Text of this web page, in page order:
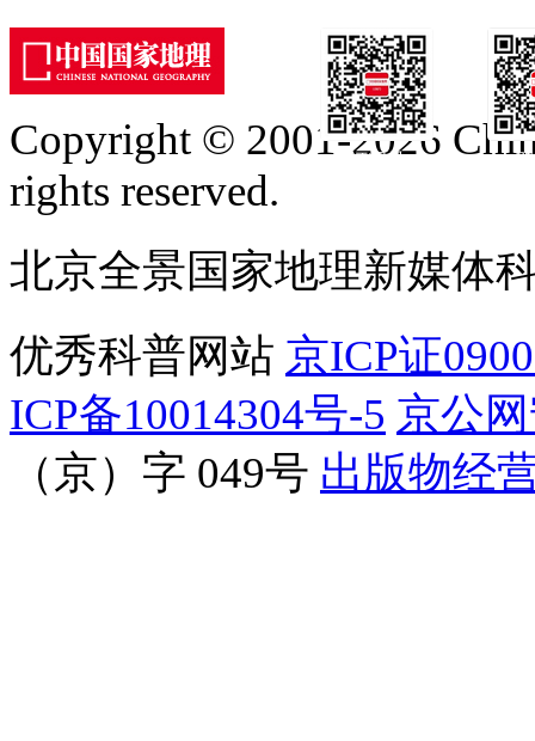
订阅号
Copyright © 2001-2026
rights reserved.
北京全景国家地理新媒体
优秀科普网站 京ICP证
ICP备10014304号-5 京公
（京）字 049号 出版物经